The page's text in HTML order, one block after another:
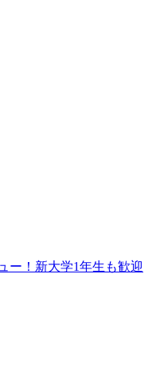
ー！新大学1年生も歓迎